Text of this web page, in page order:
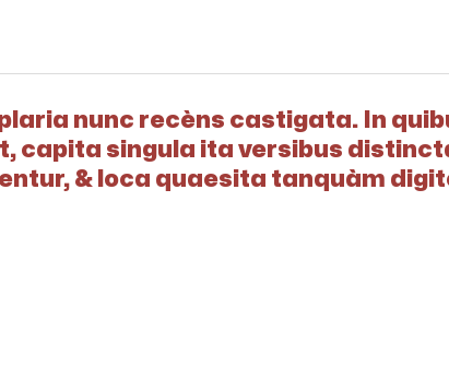
nunc recèns castigata. In
capita singula ita versibus
& loca quaesita tanquàm